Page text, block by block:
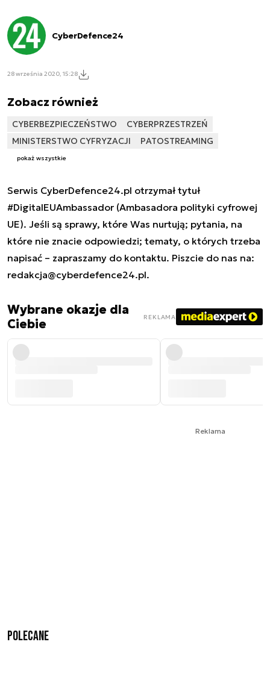
CyberDefence24
28 września 2020, 15:28
Zobacz również
CYBERBEZPIECZEŃSTWO
CYBERPRZESTRZEŃ
MINISTERSTWO CYFRYZACJI
PATOSTREAMING
pokaż wszystkie
Serwis CyberDefence24.pl otrzymał tytuł
#DigitalEUAmbassador (Ambasadora polityki cyfrowej
UE). Jeśli są sprawy, które Was nurtują; pytania, na
które nie znacie odpowiedzi; tematy, o których trzeba
napisać – zapraszamy do kontaktu. Piszcie do nas na:
redakcja@cyberdefence24.pl.
Wybrane okazje dla
Ciebie
REKLAMA
Reklama
Polecane